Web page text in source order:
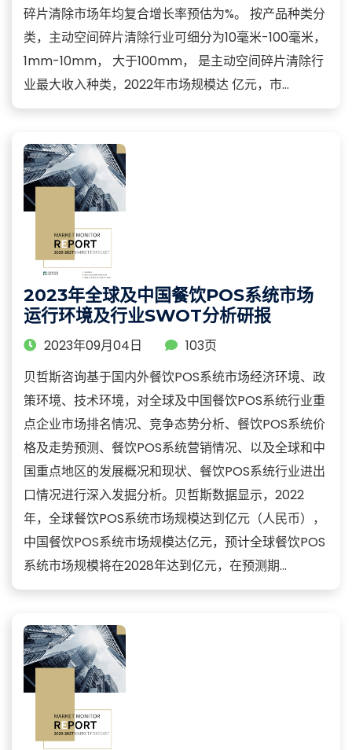
碎片清除市场年均复合增长率预估为%。 按产品种类分
类，主动空间碎片清除行业可细分为10毫米-100毫米，
1mm-10mm， 大于100mm， 是主动空间碎片清除行
业最大收入种类，2022年市场规模达 亿元，市...
2023年全球及中国餐饮POS系统市场
运行环境及行业SWOT分析研报
2023年09月04日
103页
贝哲斯咨询基于国内外餐饮POS系统市场经济环境、政
策环境、技术环境，对全球及中国餐饮POS系统行业重
点企业市场排名情况、竞争态势分析、餐饮POS系统价
格及走势预测、餐饮POS系统营销情况、以及全球和中
国重点地区的发展概况和现状、餐饮POS系统行业进出
口情况进行深入发掘分析。贝哲斯数据显示，2022
年，全球餐饮POS系统市场规模达到亿元（人民币），
中国餐饮POS系统市场规模达亿元，预计全球餐饮POS
系统市场规模将在2028年达到亿元，在预测期...